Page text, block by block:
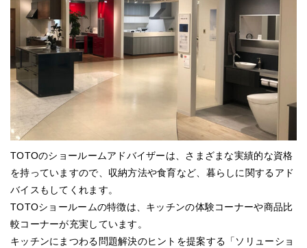
TOTOのショールームアドバイザーは、さまざまな実績的な資格
を持っていますので、収納方法や食育など、暮らしに関するアド
バイスもしてくれます。
TOTOショールームの特徴は、キッチンの体験コーナーや商品比
較コーナーが充実しています。
キッチンにまつわる問題解決のヒントを提案する「ソリューショ